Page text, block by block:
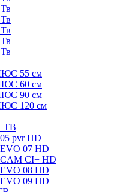
55 см
60 см
90 см
120 см
ТВ
pvr HD
07 HD
CI+ HD
08 HD
09 HD